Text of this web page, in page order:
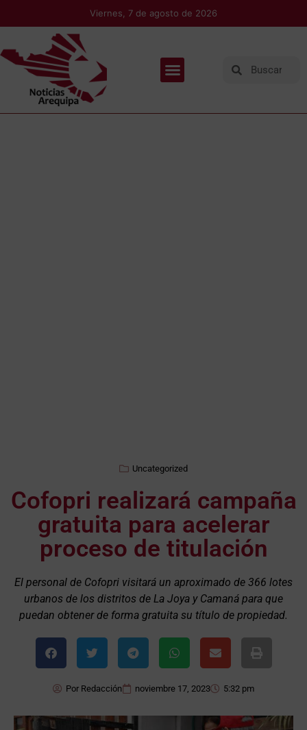
Viernes, 7 de agosto de 2026
Uncategorized
Cofopri realizará campaña
gratuita para acelerar
proceso de titulación
El personal de Cofopri visitará un aproximado de 366 lotes
urbanos de los distritos de La Joya y Camaná para que
puedan obtener de forma gratuita su título de propiedad.
Por Redacción noviembre 17, 2023 5:32 pm